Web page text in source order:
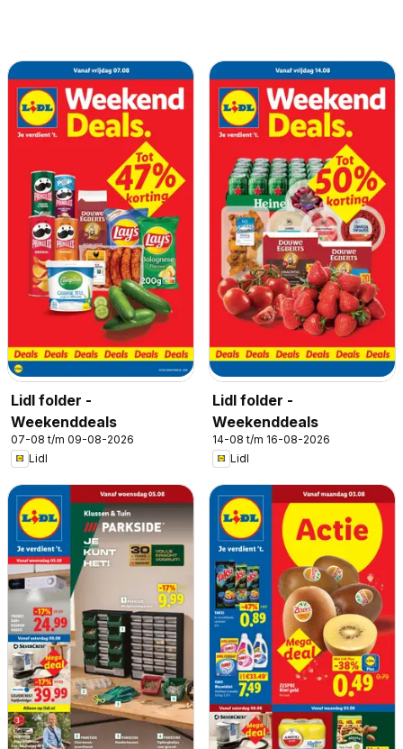
Lidl folder -
Weekenddeals
07-08 t/m 09-08-2026
Lidl
Lidl folder -
Weekenddeals
14-08 t/m 16-08-2026
Lidl